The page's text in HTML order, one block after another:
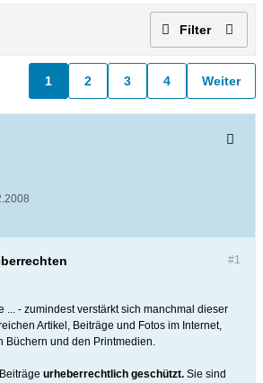
Filter
1 2 3 4 Weiter
#1
... - zumindest verstärkt sich manchmal dieser
Artikel, Beiträge und Fotos im Internet,
Büchern und den Printmedien.
urheberrechtlich geschützt. Sie sind